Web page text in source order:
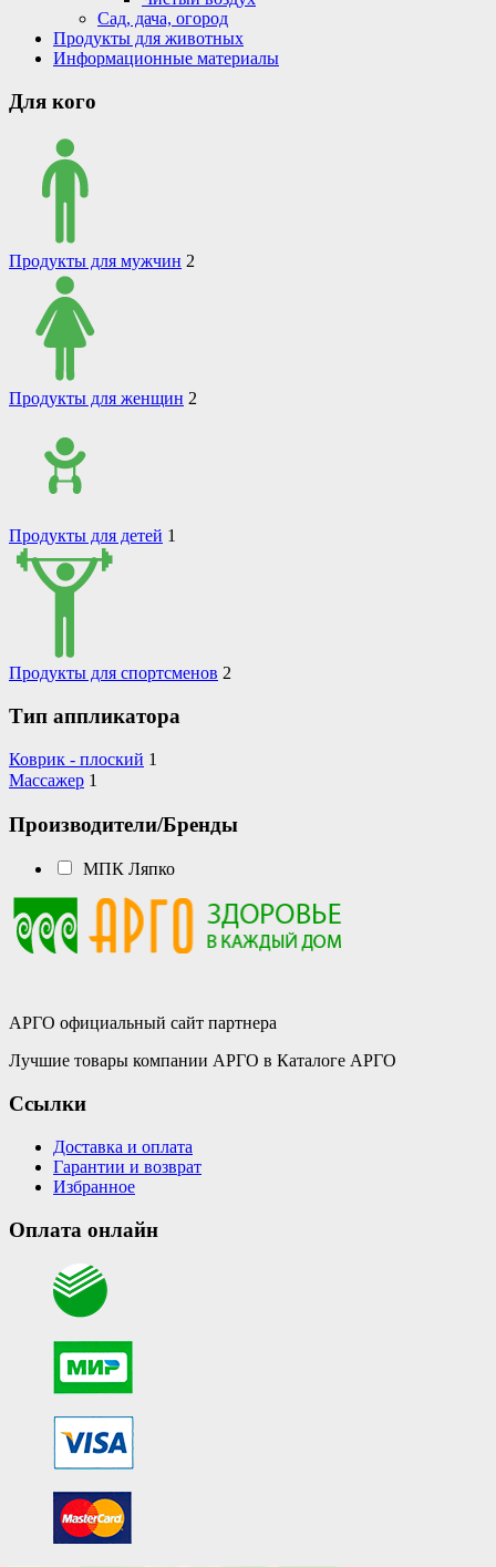
Сад, дача, огород
Продукты для животных
Информационные материалы
Для кого
Продукты для мужчин 2
Продукты для женщин 2
Продукты для детей 1
Продукты для спортсменов 2
Тип аппликатора
Коврик - плоский 1
Массажер 1
Производители/Бренды
МПК Ляпко
АРГО официальный сайт партнера
Лучшие товары компании АРГО в Каталоге АРГО
Ссылки
Доставка и оплата
Гарантии и возврат
Избранное
Оплата онлайн